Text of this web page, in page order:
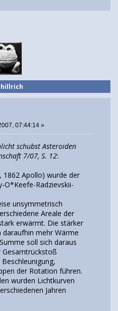
07:44:14 »
schubst Asteroiden
7/07, S. 12:
1862 Apollo) wurde der
O*Keefe-Radzievskii-
unsymmetrisch
Areale der
erwärmt. Die stärker
mehr Wärme
soll sich daraus
Gesamtrückstoß
der Rotation führen.
wurden Lichtkurven
Jahren